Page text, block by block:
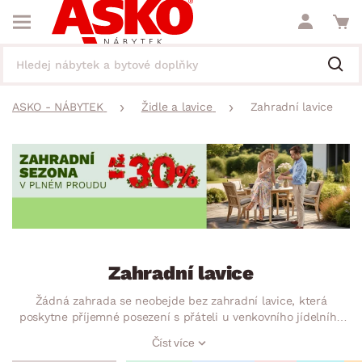
ASKO - NÁBYTEK Židle a lavice Zahradní lavice
Zahradní lavice
Žádná zahrada se neobejde bez zahradní lavice, která
poskytne příjemné posezení s přáteli u venkovního jídelního
lavice s praktickým úložným prostorem poslouží k relaxaci, ale
Číst více